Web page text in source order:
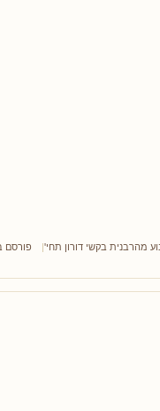
מהרבנית בקשי דורון תחי'
פורסם ב19 יולי